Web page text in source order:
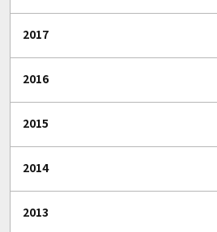
2017
2016
2015
2014
2013